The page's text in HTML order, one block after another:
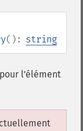
(): string
l'élément